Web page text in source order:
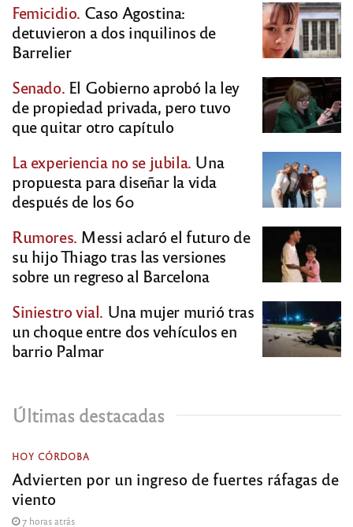
Femicidio. Caso Agostina:
detuvieron a dos inquilinos de
Barrelier
Senado. El Gobierno aprobó la ley
de propiedad privada, pero tuvo
que quitar otro capítulo
La experiencia no se jubila. Una
propuesta para diseñar la vida
después de los 60
Rumores. Messi aclaró el futuro de
su hijo Thiago tras las versiones
sobre un regreso al Barcelona
Siniestro vial. Una mujer murió tras
un choque entre dos vehículos en
barrio Palmar
Últimas destacadas
HOY CÓRDOBA
Advierten por un ingreso de fuertes ráfagas de
viento
7 horas atrás